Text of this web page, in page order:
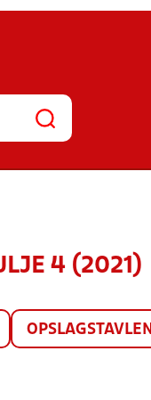
4 (2021)
OPSLAGSTAVLEN